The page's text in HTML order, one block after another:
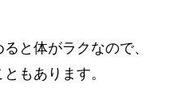
と体がラクなので、
もあります。